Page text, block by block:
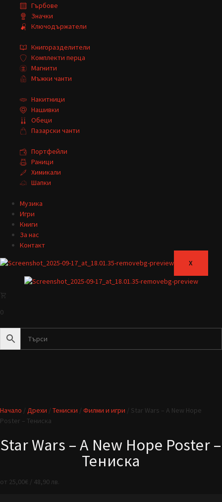
Гърбове
Значки
Ключодържатели
Книгоразделители
Комплекти перца
Магнити
Мъжки чанти
Накитници
Нашивки
Обеци
Пазарски чанти
Портфейли
Раници
Химикали
Шапки
Музика
Игри
Книги
За нас
Контакт
X
0
Начало / Дрехи / Тениски / Филми и игри / Star Wars – A New Hope
Poster – Тениска
Star Wars – A New Hope Poster –
Тениска
от 25,00€ / 48,90 лв.